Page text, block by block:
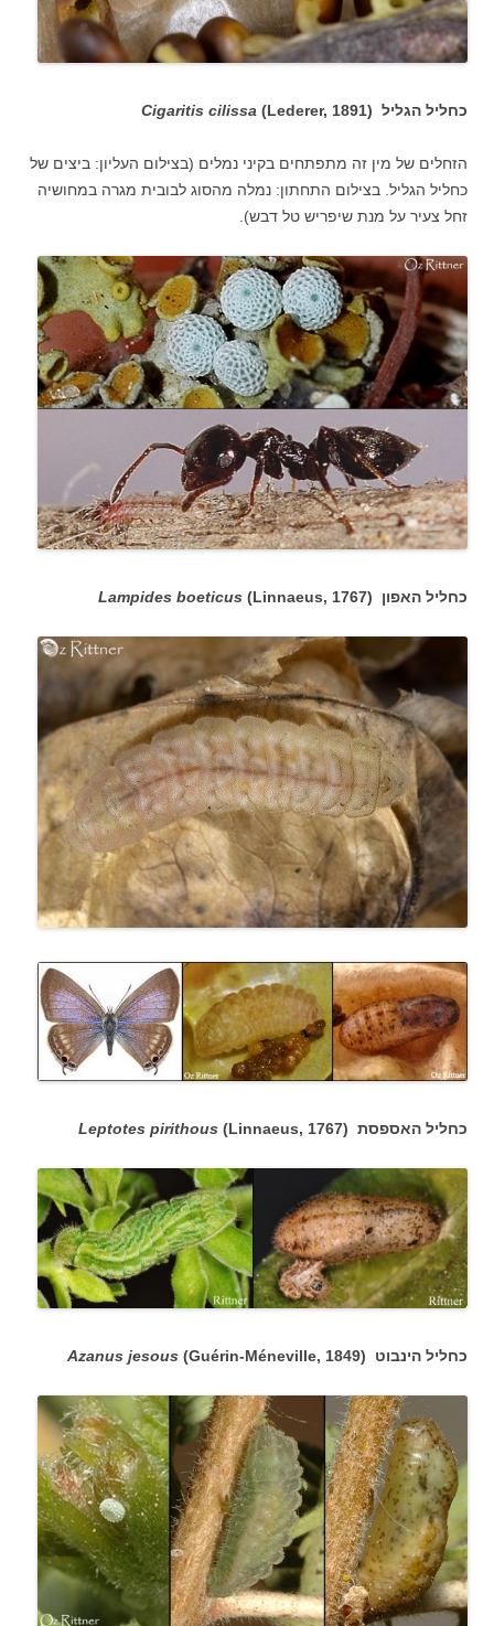
כחליל הגליל ( Cigaritis cilissa (Lederer, 1891
הזחלים של מין זה מתפתחים בקיני נמלים (בצילום העליון: ביצים של
כחליל הגליל. בצילום התחתון: נמלה מהסוג לבובית מגרה במחושיה
זחל צעיר על מנת שיפריש טל דבש).
כחליל האפון ( Lampides boeticus (Linnaeus, 1767
כחליל האספסת ( Leptotes pirithous (Linnaeus, 1767
כחליל הינבוט ( Azanus jesous (Guérin-Méneville, 1849